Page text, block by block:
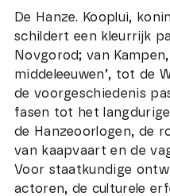
De Hanze. Kooplui,
schildert een kleurrijk
Novgorod; van
middeleeuwen’, tot de
de voorgeschiedenis
fasen tot het
de Hanzeoorlogen, de
van kaapvaart en de
Voor staatkundige
actoren, de culturele